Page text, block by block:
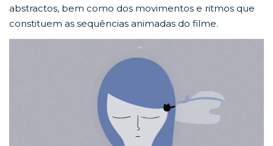
abstractos, bem como dos movimentos e ritmos que
constituem as sequências animadas do filme.